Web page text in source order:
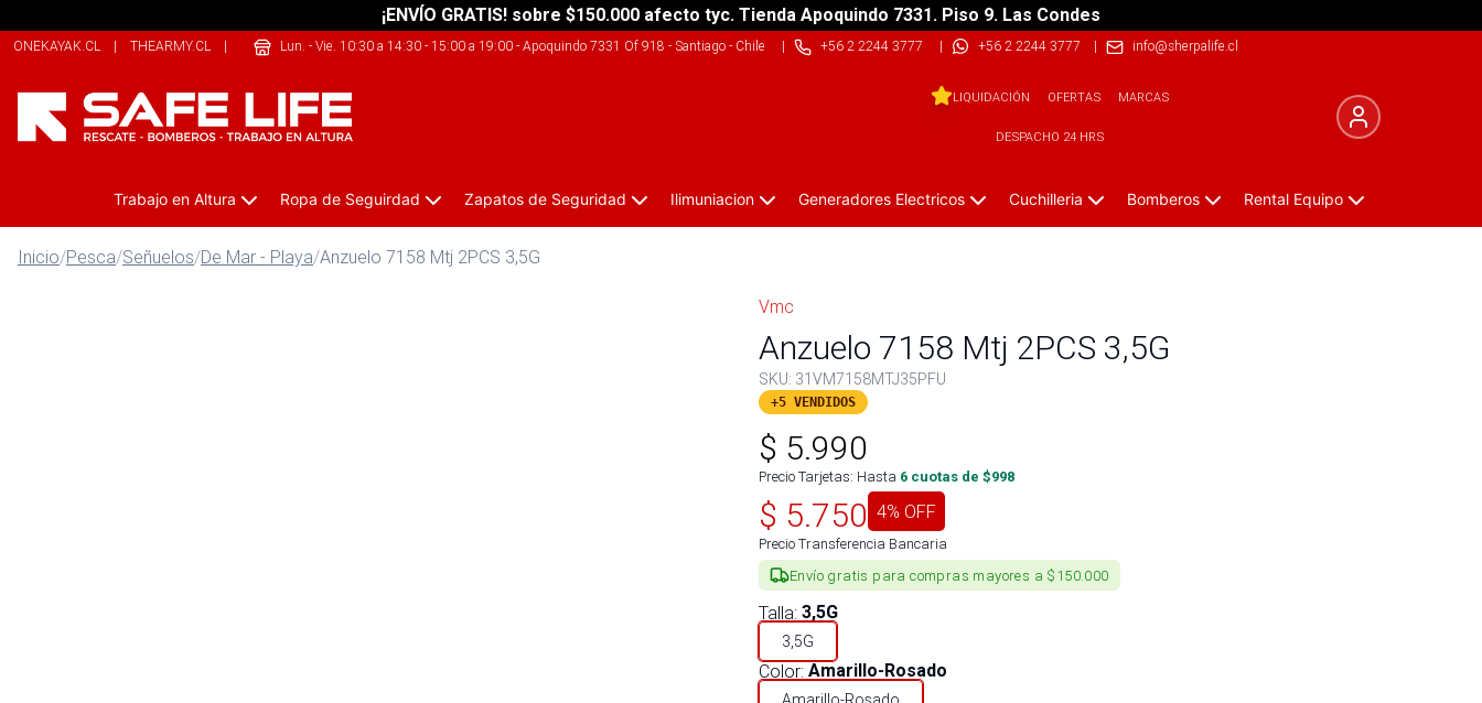
¡ENVÍO GRATIS! sobre $150.000 afecto tyc. Tienda Apoquindo 7331. Piso 9. Las Condes
ONEKAYAK.CL | THEARMY.CL | 209SPORTS.CL
Lun. - Vie. 10:30 a 14:30 - 15:00 a 19:00- Apoquindo 7331 Of 918 - Santiago - Chile| +56 2 2244 3777 | +56 2 2244 3777 | info@sherpalife.cl
LIQUIDACIÓN OFERTAS MARCAS
DESPACHO 24 HRS
Trabajo en Altura Ropa de Seguirdad Zapatos de Seguridad Ilimuniacion Generadores Electricos Cuchilleria Bomberos Rental Equipo
Inicio/Pesca/Señuelos/De Mar - Playa/Anzuelo 7158 Mtj 2PCS 3,5G
Vmc
Anzuelo 7158 Mtj 2PCS 3,5G
SKU: 31VM7158MTJ35PFU
+5 VENDIDOS
$ 5.990
Precio Tarjetas: Hasta 6 cuotas de $998
$ 5.750 4% OFF
Precio Transferencia Bancaria
Envío gratis para compras mayores a $150.000
Talla: 3,5G
3,5G
Color: Amarillo-Rosado